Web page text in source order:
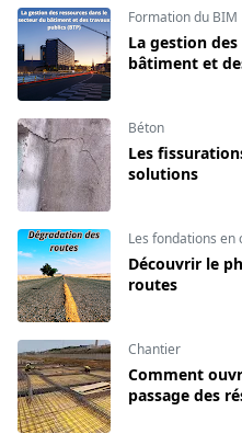
Formation du BIM
La gestion
bâtiment et
Béton
Les
solutions
Les fondations en
Découvrir le
routes
Chantier
Comment
passage des